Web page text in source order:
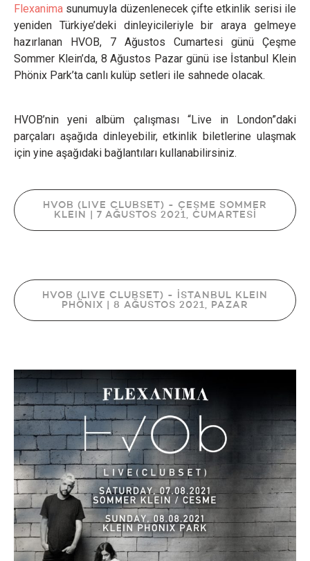
Flexanima sunumuyla düzenlenecek çifte etkinlik serisi ile
yeniden Türkiye’deki dinleyicileriyle bir araya gelmeye
hazırlanan HVOB, 7 Ağustos Cumartesi günü Çeşme
Sommer Klein’da, 8 Ağustos Pazar günü ise İstanbul Klein
Phönix Park’ta canlı kulüp setleri ile sahnede olacak.
HVOB’nin yeni albüm çalışması “Live in London”daki
parçaları aşağıda dinleyebilir, etkinlik biletlerine ulaşmak
için yine aşağıdaki bağlantıları kullanabilirsiniz.
HVOB (LIVE CLUBSET) - ÇEŞME SOMMER
KLEIN | 7 AĞUSTOS 2021, CUMARTESİ
HVOB (LIVE CLUBSET) - İSTANBUL KLEIN
PHÖNIX | 8 AĞUSTOS 2021, PAZAR